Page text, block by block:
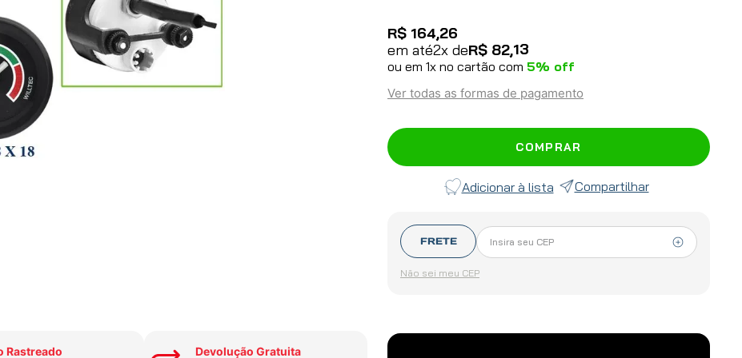
Rastreado Devolução Gratuita
R$ 164,26
em até2x deR$ 82,13
ou em 1x no cartão com 5% off
Ver todas as formas de pagamento
COMPRAR
Compartilhar
FRETE
Não sei meu CEP